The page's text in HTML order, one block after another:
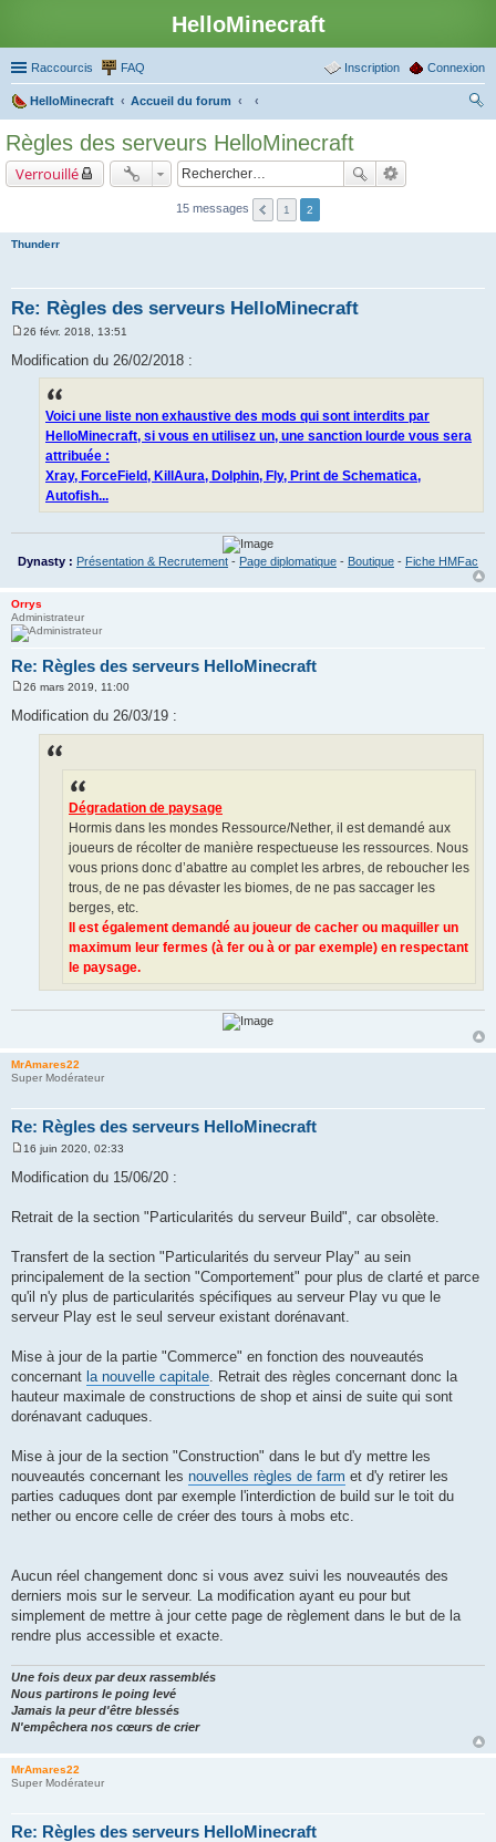
HelloMinecraft
Raccourcis FAQ Connexion
Inscription
HelloMinecraft
Accueil du forum
Règles des serveurs HelloMinecraft
Verrouillé
15 messages 1 2
Thunderr
Re: Règles des serveurs HelloMinecraft
s
26 févr. 2018, 13:51
Modification du 26/02/2018 :
Voici une liste non exhaustive des mods qui sont interdits par
HelloMinecraft, si vous en utilisez un, une sanction lourde vous sera
attribuée :
Xray, ForceField, KillAura, Dolphin, Fly, Print de Schematica,
Autofish...
Dynasty : Présentation & Recrutement - Page diplomatique - Boutique - Fiche HMFac
Orrys
Administrateur
Re: Règles des serveurs HelloMinecraft
e
s
26 mars 2019, 11:00
Modification du 26/03/19 :
Dégradation de paysage
Hormis dans les mondes Ressource/Nether, il est demandé aux
joueurs de récolter de manière respectueuse les ressources. Nous
vous prions donc d’abattre au complet les arbres, de reboucher les
trous, de ne pas dévaster les biomes, de ne pas saccager les
berges, etc.
Il est également demandé au joueur de cacher ou maquiller un
maximum leur fermes (à fer ou à or par exemple) en respectant
le paysage.
MrAmares22
Super Modérateur
Re: Règles des serveurs HelloMinecraft
s
g
16 juin 2020, 02:33
Modification du 15/06/20 :
Retrait de la section "Particularités du serveur Build", car obsolète.
Transfert de la section "Particularités du serveur Play" au sein
principalement de la section "Comportement" pour plus de clarté et parce
qu'il n'y plus de particularités spécifiques au serveur Play vu que le
serveur Play est le seul serveur existant dorénavant.
Mise à jour de la partie "Commerce" en fonction des nouveautés
concernant la nouvelle capitale . Retrait des règles concernant donc la
hauteur maximale de constructions de shop et ainsi de suite qui sont
dorénavant caduques.
Mise à jour de la section "Construction" dans le but d'y mettre les
nouveautés concernant les nouvelles règles de farm et d'y retirer les
parties caduques dont par exemple l'interdiction de build sur le toit du
nether ou encore celle de créer des tours à mobs etc.
Aucun réel changement donc si vous avez suivi les nouveautés des
derniers mois sur le serveur. La modification ayant eu pour but
simplement de mettre à jour cette page de règlement dans le but de la
rendre plus accessible et exacte.
Une fois deux par deux rassemblés
Nous partirons le poing levé
Jamais la peur d'être blessés
N'empêchera nos cœurs de crier
MrAmares22
Super Modérateur
Re: Règles des serveurs HelloMinecraft